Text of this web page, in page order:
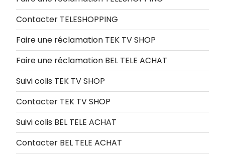
Contacter TELESHOPPING
Faire une réclamation TEK TV SHOP
Faire une réclamation BEL TELE ACHAT
Suivi colis TEK TV SHOP
Contacter TEK TV SHOP
Suivi colis BEL TELE ACHAT
Contacter BEL TELE ACHAT